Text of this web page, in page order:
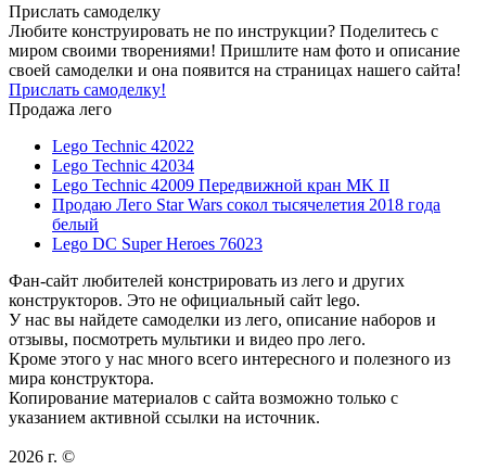
Прислать самоделку
Любите конструировать не по инструкции? Поделитесь с
миром своими творениями! Пришлите нам фото и описание
своей самоделки и она появится на страницах нашего сайта!
Прислать самоделку!
Продажа лего
Lego Technic 42022
Lego Technic 42034
Lego Technic 42009 Передвижной кран MK II
Продаю Лего Star Wars сокол тысячелетия 2018 года
белый
Lego DC Super Heroes 76023
Фан-сайт любителей констрировать из лего и других
конструкторов. Это не официальный сайт lego.
У нас вы найдете самоделки из лего, описание наборов и
отзывы, посмотреть мультики и видео про лего.
Кроме этого у нас много всего интересного и полезного из
мира конструктора.
Копирование материалов с сайта возможно только с
указанием активной ссылки на источник.
2026 г. ©